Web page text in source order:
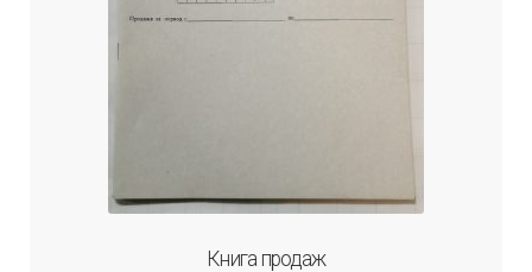
Книга продаж